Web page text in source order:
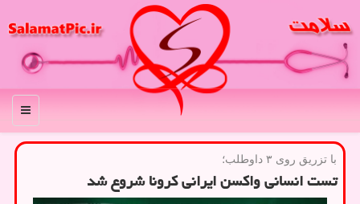
منو
با تزریق روی ۳ داوطلب؛
تست انسانی واكسن ایرانی كرونا شروع شد